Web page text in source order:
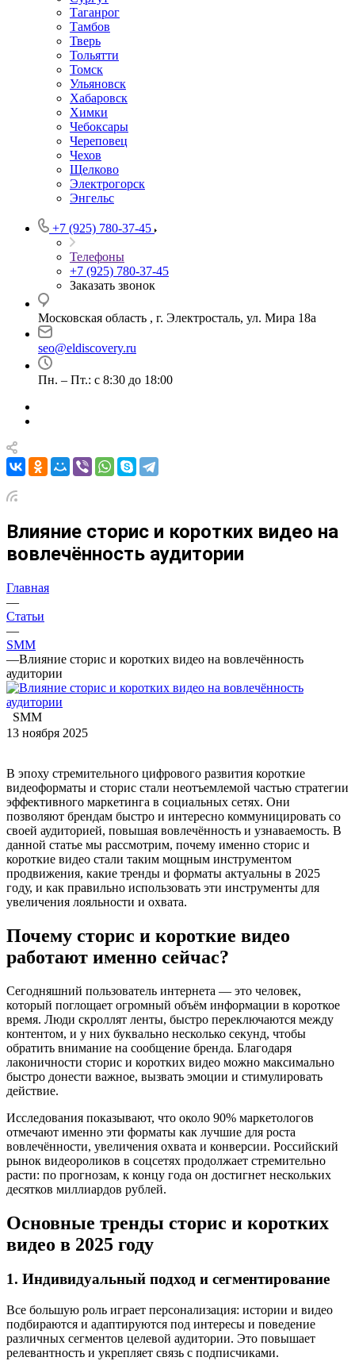
Таганрог
Тамбов
Тверь
Тольятти
Томск
Ульяновск
Хабаровск
Химки
Чебоксары
Череповец
Чехов
Щелково
Электрогорск
Энгельс
+7 (925) 780-37-45
Телефоны
+7 (925) 780-37-45
Заказать звонок
Московская область , г. Электросталь, ул. Мира 18а
seo@eldiscovery.ru
Пн. – Пт.: с 8:30 до 18:00
Влияние сторис и коротких видео на
вовлечённость аудитории
Главная
—
Статьи
—
SMM
—Влияние сторис и коротких видео на вовлечённость
аудитории
SMM
13 ноября 2025
В эпоху стремительного цифрового развития короткие
видеоформаты и сторис стали неотъемлемой частью стратегии
эффективного маркетинга в социальных сетях. Они
позволяют брендам быстро и интересно коммуницировать со
своей аудиторией, повышая вовлечённость и узнаваемость. В
данной статье мы рассмотрим, почему именно сторис и
короткие видео стали таким мощным инструментом
продвижения, какие тренды и форматы актуальны в 2025
году, и как правильно использовать эти инструменты для
увеличения лояльности и охвата.
Почему сторис и короткие видео
работают именно сейчас?
Сегодняшний пользователь интернета — это человек,
который поглощает огромный объём информации в короткое
время. Люди скроллят ленты, быстро переключаются между
контентом, и у них буквально несколько секунд, чтобы
обратить внимание на сообщение бренда. Благодаря
лаконичности сторис и коротких видео можно максимально
быстро донести важное, вызвать эмоции и стимулировать
действие.
Исследования показывают, что около 90% маркетологов
отмечают именно эти форматы как лучшие для роста
вовлечённости, увеличения охвата и конверсии. Российский
рынок видеороликов в соцсетях продолжает стремительно
расти: по прогнозам, к концу года он достигнет нескольких
десятков миллиардов рублей.
Основные тренды сторис и коротких
видео в 2025 году
1. Индивидуальный подход и сегментирование
Все большую роль играет персонализация: истории и видео
подбираются и адаптируются под интересы и поведение
различных сегментов целевой аудитории. Это повышает
релевантность и укрепляет связь с подписчиками.